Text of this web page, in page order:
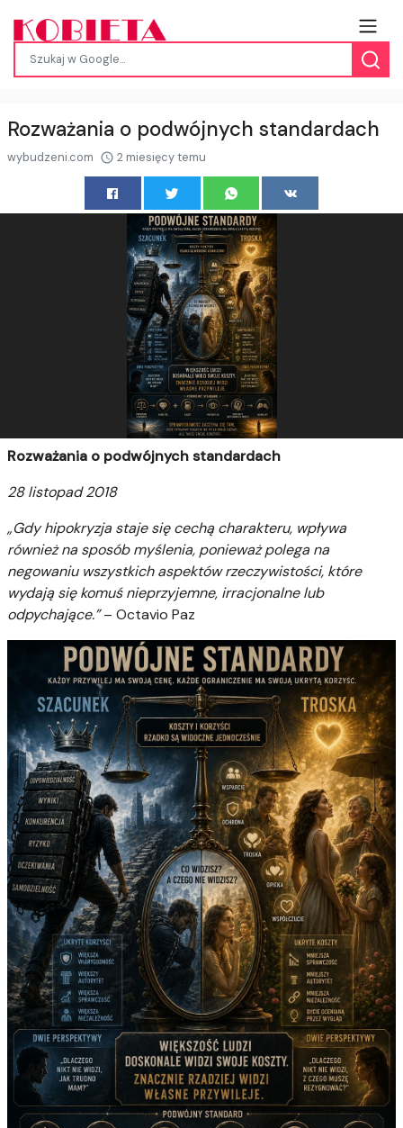
Rozważania o podwójnych standardach
wybudzeni.com 2 miesięcy temu
Rozważania o podwójnych standardach
28 listopad 2018
„Gdy hipokryzja staje się cechą charakteru, wpływa
również na sposób myślenia, ponieważ polega na
negowaniu wszystkich aspektów rzeczywistości, które
wydają się komuś nieprzyjemne, irracjonalne lub
odpychające.”– Octavio Paz